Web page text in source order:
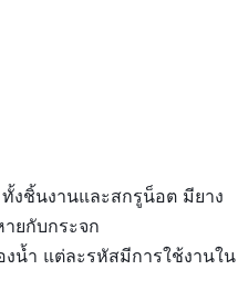
งชิ้นงานและสกรูน็อต มียาง
ายกับกระจก
น้ำ แต่ละรหัสมีการใช้งานใน